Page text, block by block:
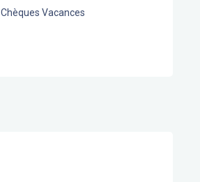
Chèques Vacances